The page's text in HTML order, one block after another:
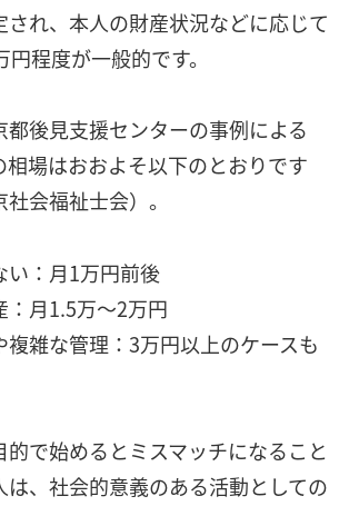
され、本人の財産状況などに応じて
程度が一般的です。
都後見支援センターの事例による
相場はおおよそ以下のとおりです
会福祉士会）。
い：月1万円前後
：月1.5万〜2万円
複雑な管理：3万円以上のケースも
的で始めるとミスマッチになること
は、社会的意義のある活動としての